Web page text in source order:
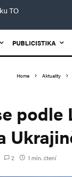
TO
PUBLICISTIKA
Home Aktuality
podle
2 1 min. čtení